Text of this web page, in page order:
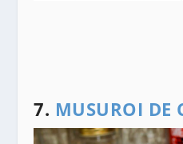
7. MUSUROI DE